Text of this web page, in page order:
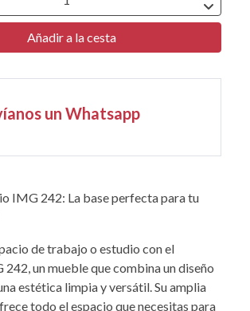
Añadir a la cesta
un Whatsapp
IMG 242: La base perfecta para tu
de trabajo o estudio con el
un mueble que combina un diseño
estética limpia y versátil. Su amplia
todo el espacio que necesitas para